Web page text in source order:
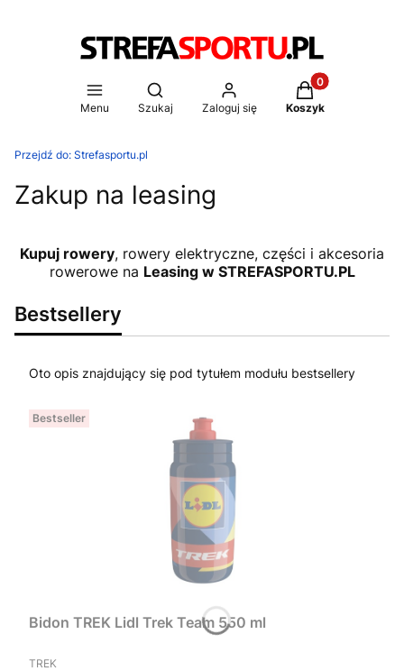
Menu
Otwórz wyszukiwarkę
Szukaj Zaloguj się
Produkty w
Koszyk
Przejdź do: Strefasportu.pl
Zakup na leasing
Kupuj rowery, rowery elektryczne, części i akcesoria
rowerowe na Leasing w STREFASPORTU.PL
Bestsellery
Oto opis znajdujący się pod tytułem modułu bestsellery
Bestseller
Bidon TREK Lidl Trek Team 550 ml
PRODUCENT
TREK